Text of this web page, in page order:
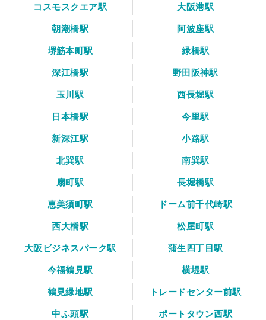
コスモスクエア駅
大阪港駅
朝潮橋駅
阿波座駅
堺筋本町駅
緑橋駅
深江橋駅
野田阪神駅
玉川駅
西長堀駅
日本橋駅
今里駅
新深江駅
小路駅
北巽駅
南巽駅
扇町駅
長堀橋駅
恵美須町駅
ドーム前千代崎駅
西大橋駅
松屋町駅
大阪ビジネスパーク駅
蒲生四丁目駅
今福鶴見駅
横堤駅
鶴見緑地駅
トレードセンター前駅
中ふ頭駅
ポートタウン西駅